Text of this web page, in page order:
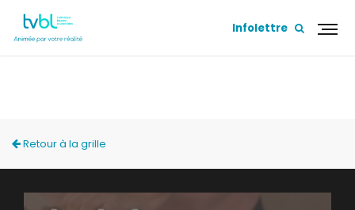
Infolettre
Retour à la grille